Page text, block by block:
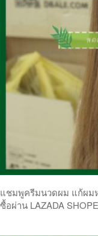
แชมพูครีมนวดผม แก้ผมห
ซื้อผ่าน LAZADA